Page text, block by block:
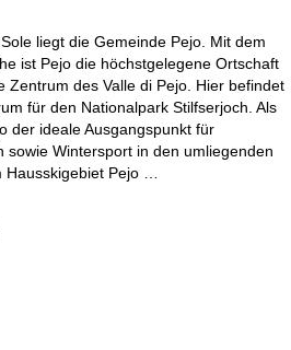
liegt die Gemeinde Pejo. Mit dem
ist Pejo die höchstgelegene Ortschaft
Zentrum des Valle di Pejo. Hier befindet
für den Nationalpark Stilfserjoch. Als
der ideale Ausgangspunkt für
sowie Wintersport in den umliegenden
Pejo …